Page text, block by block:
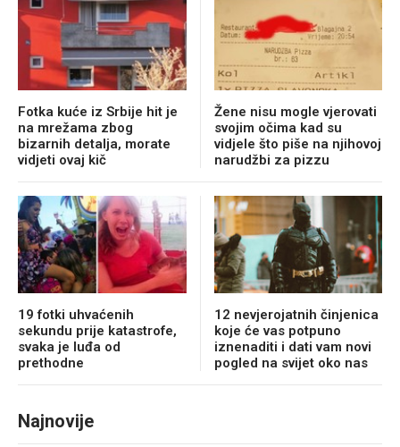
Fotka kuće iz Srbije hit je
na mrežama zbog
bizarnih detalja, morate
vidjeti ovaj kič
Žene nisu mogle vjerovati
svojim očima kad su
vidjele što piše na njihovoj
narudžbi za pizzu
19 fotki uhvaćenih
sekundu prije katastrofe,
svaka je luđa od
prethodne
12 nevjerojatnih činjenica
koje će vas potpuno
iznenaditi i dati vam novi
pogled na svijet oko nas
Najnovije